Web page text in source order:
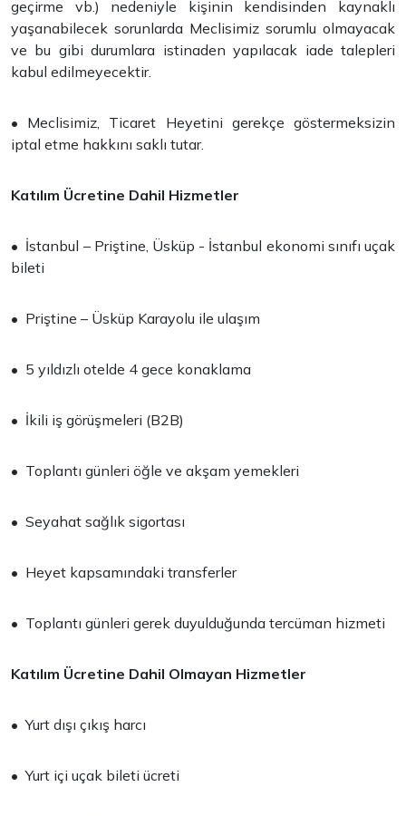
geçirme vb.) nedeniyle kişinin kendisinden kaynaklı
yaşanabilecek sorunlarda Meclisimiz sorumlu olmayacak
ve bu gibi durumlara istinaden yapılacak iade talepleri
kabul edilmeyecektir.
• Meclisimiz, Ticaret Heyetini gerekçe göstermeksizin
iptal etme hakkını saklı tutar.
Katılım Ücretine Dahil Hizmetler
• İstanbul – Priştine, Üsküp - İstanbul ekonomi sınıfı uçak
bileti
• Priştine – Üsküp Karayolu ile ulaşım
• 5 yıldızlı otelde 4 gece konaklama
• İkili iş görüşmeleri (B2B)
• Toplantı günleri öğle ve akşam yemekleri
• Seyahat sağlık sigortası
• Heyet kapsamındaki transferler
• Toplantı günleri gerek duyulduğunda tercüman hizmeti
Katılım Ücretine Dahil Olmayan Hizmetler
• Yurt dışı çıkış harcı
• Yurt içi uçak bileti ücreti